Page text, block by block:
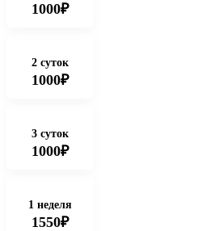
1000₽
2 суток
1000₽
3 суток
1000₽
1 неделя
1550₽